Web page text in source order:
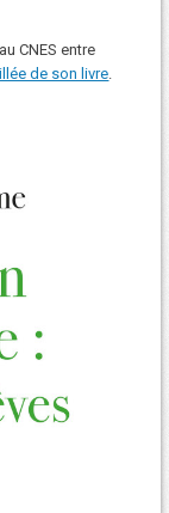
CNES entre
de son livre